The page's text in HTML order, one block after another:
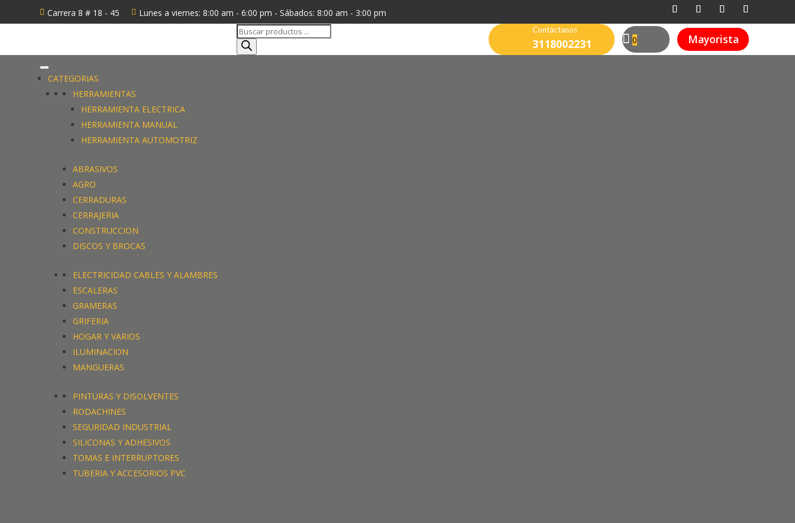
 Carrera 8 # 18 - 45  Lunes a viernes: 8:00 am - 6:00 pm - Sábados: 8:00 am - 3:00 pm
Búsqueda
de
productos
Contáctanos
3118002231 0 Mayorista
CATEGORIAS
HERRAMIENTAS
HERRAMIENTA ELECTRICA
HERRAMIENTA MANUAL
HERRAMIENTA AUTOMOTRIZ
ABRASIVOS
AGRO
CERRADURAS
CERRAJERIA
CONSTRUCCION
DISCOS Y BROCAS
ELECTRICIDAD CABLES Y ALAMBRES
ESCALERAS
GRAMERAS
GRIFERIA
HOGAR Y VARIOS
ILUMINACION
MANGUERAS
PINTURAS Y DISOLVENTES
RODACHINES
SEGURIDAD INDUSTRIAL
SILICONAS Y ADHESIVOS
TOMAS E INTERRUPTORES
TUBERIA Y ACCESORIOS PVC